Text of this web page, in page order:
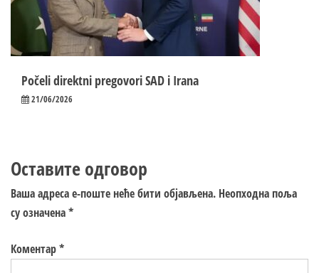
Počeli direktni pregovori SAD i Irana
21/06/2026
Оставите одговор
Ваша адреса е-поште неће бити објављена. Неопходна поља
су означена*
Коментар*